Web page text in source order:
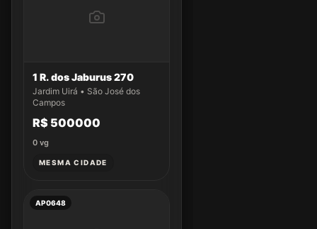
1 R. dos Jaburus 270
Jardim Uirá • São José dos
Campos
R$ 500000
0 vg
MESMA CIDADE
AP0648